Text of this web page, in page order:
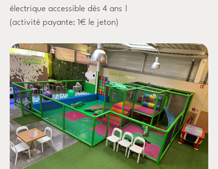
électrique accessible dès 4 ans !
(activité payante: 1€ le jeton)